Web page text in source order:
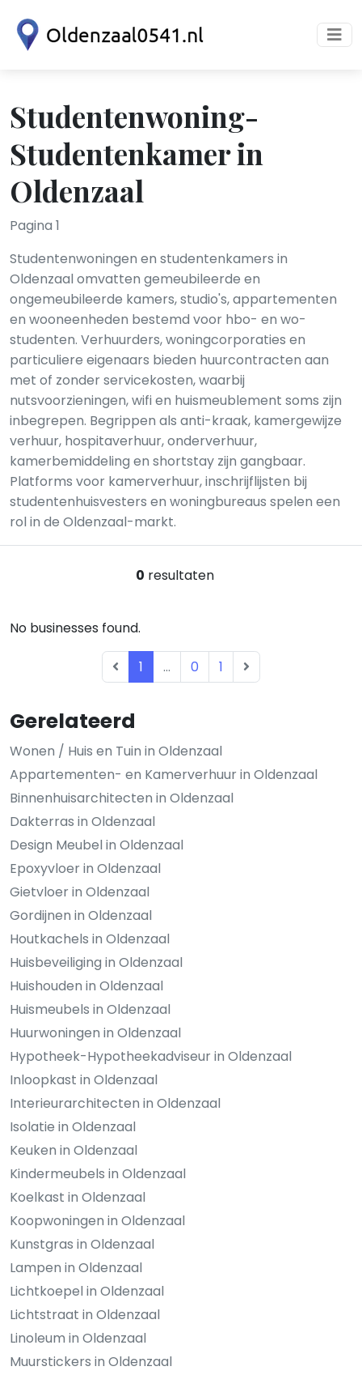
Studentenwoning-
Studentenkamer in
Oldenzaal
Pagina 1
Studentenwoningen en studentenkamers in
Oldenzaal omvatten gemeubileerde en
ongemeubileerde kamers, studio's, appartementen
en wooneenheden bestemd voor hbo- en wo-
studenten. Verhuurders, woningcorporaties en
particuliere eigenaars bieden huurcontracten aan
met of zonder servicekosten, waarbij
nutsvoorzieningen, wifi en huismeublement soms zijn
inbegrepen. Begrippen als anti-kraak, kamergewijze
verhuur, hospitaverhuur, onderverhuur,
kamerbemiddeling en shortstay zijn gangbaar.
Platforms voor kamerverhuur, inschrijflijsten bij
studentenhuisvesters en woningbureaus spelen een
rol in de Oldenzaal-markt.
Gerelateerd
Wonen / Huis en Tuin in Oldenzaal
Appartementen- en Kamerverhuur in Oldenzaal
Binnenhuisarchitecten in Oldenzaal
Dakterras in Oldenzaal
Design Meubel in Oldenzaal
Epoxyvloer in Oldenzaal
Gietvloer in Oldenzaal
Gordijnen in Oldenzaal
Houtkachels in Oldenzaal
Huisbeveiliging in Oldenzaal
Huishouden in Oldenzaal
Huismeubels in Oldenzaal
Huurwoningen in Oldenzaal
Hypotheek-Hypotheekadviseur in Oldenzaal
Inloopkast in Oldenzaal
Interieurarchitecten in Oldenzaal
Isolatie in Oldenzaal
Keuken in Oldenzaal
Kindermeubels in Oldenzaal
Koelkast in Oldenzaal
Koopwoningen in Oldenzaal
Kunstgras in Oldenzaal
Lampen in Oldenzaal
Lichtkoepel in Oldenzaal
Lichtstraat in Oldenzaal
Linoleum in Oldenzaal
Muurstickers in Oldenzaal
0 resultaten
No businesses found.
1 ... 0 1